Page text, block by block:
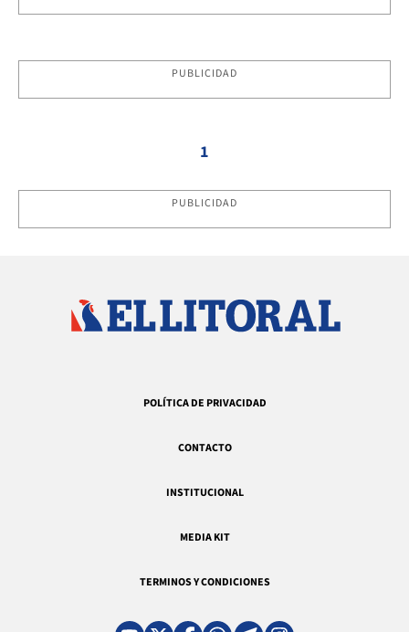
PUBLICIDAD
1
PUBLICIDAD
POLÍTICA DE PRIVACIDAD
CONTACTO
INSTITUCIONAL
MEDIA KIT
TERMINOS Y CONDICIONES